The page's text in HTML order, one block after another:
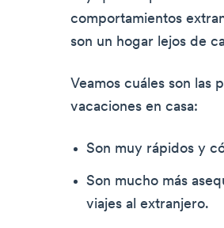
comportamientos
son un hogar lejos de
Veamos cuáles son las
vacaciones en casa:
Son muy rápidos y
Son mucho más
viajes al extranjero.